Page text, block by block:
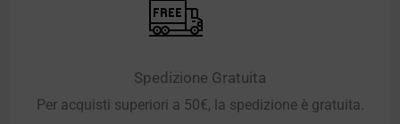
Spedizione Gratuita
Per acquisti superiori a 50€, la spedizione è gratuita.